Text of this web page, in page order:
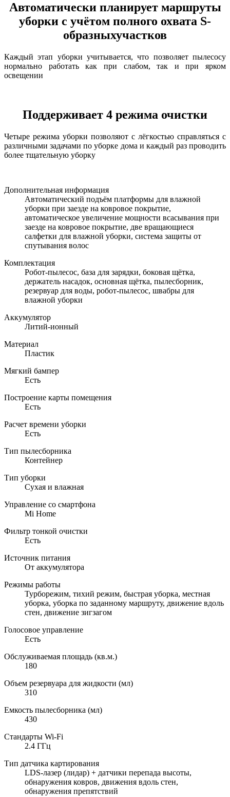
Автоматически планирует маршруты
уборки с учётом полного охвата S-
образныхучастков
Каждый этап уборки учитывается, что позволяет пылесосу
нормально работать как при слабом, так и при ярком
освещении
Поддерживает 4 режима очистки
Четыре режима уборки позволяют с лёгкостью справляться с
различными задачами по уборке дома и каждый раз проводить
более тщательную уборку
Дополнительная информация
Автоматический подъём платформы для влажной
уборки при заезде на ковровое покрытие,
автоматическое увеличение мощности всасывания при
заезде на ковровое покрытие, две вращающиеся
салфетки для влажной уборки, система защиты от
спутывания волос
Комплектация
Робот‑пылесос, база для зарядки, боковая щётка,
держатель насадок, основная щётка, пылесборник,
резервуар для воды, робот-пылесос, швабры для
влажной уборки
Аккумулятор
Литий-ионный
Материал
Пластик
Мягкий бампер
Есть
Построение карты помещения
Есть
Расчет времени уборки
Есть
Тип пылесборника
Контейнер
Тип уборки
Сухая и влажная
Управление со смартфона
Mi Home
Фильтр тонкой очистки
Есть
Источник питания
От аккумулятора
Режимы работы
Турборежим, тихий режим, быстрая уборка, местная
уборка, уборка по заданному маршруту, движение вдоль
стен, движение зигзагом
Голосовое управление
Есть
Обслуживаемая площадь (кв.м.)
180
Объем резервуара для жидкости (мл)
310
Емкость пылесборника (мл)
430
Стандарты Wi-Fi
2.4 ГГц
Тип датчика картирования
LDS-лазер (лидар) + датчики перепада высоты,
обнаружения ковров, движения вдоль стен,
обнаружения препятствий